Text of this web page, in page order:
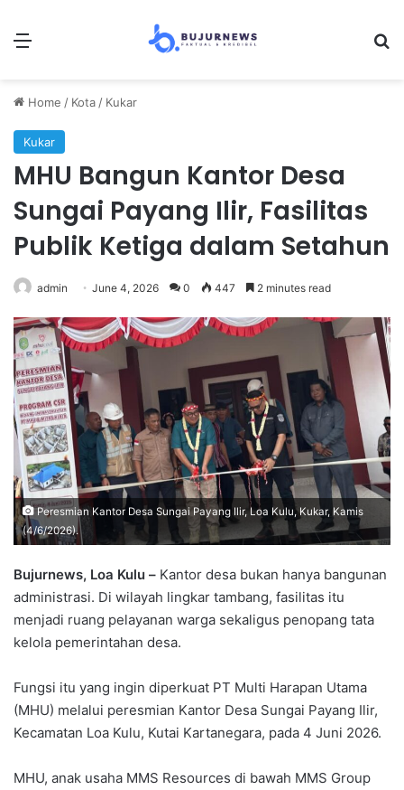
Menu
Home / Kota / Kukar
Kukar
MHU Bangun Kantor Desa
Sungai Payang Ilir, Fasilitas
Publik Ketiga dalam Setahun
admin June 4, 2026 0 447 2 minutes read
Peresmian Kantor Desa Sungai Payang Ilir, Loa Kulu, Kukar, Kamis
(4/6/2026).
Bujurnews, Loa Kulu – Kantor desa bukan hanya bangunan
administrasi. Di wilayah lingkar tambang, fasilitas itu
menjadi ruang pelayanan warga sekaligus penopang tata
kelola pemerintahan desa.
Fungsi itu yang ingin diperkuat PT Multi Harapan Utama
(MHU) melalui peresmian Kantor Desa Sungai Payang Ilir,
Kecamatan Loa Kulu, Kutai Kartanegara, pada 4 Juni 2026.
MHU, anak usaha MMS Resources di bawah MMS Group